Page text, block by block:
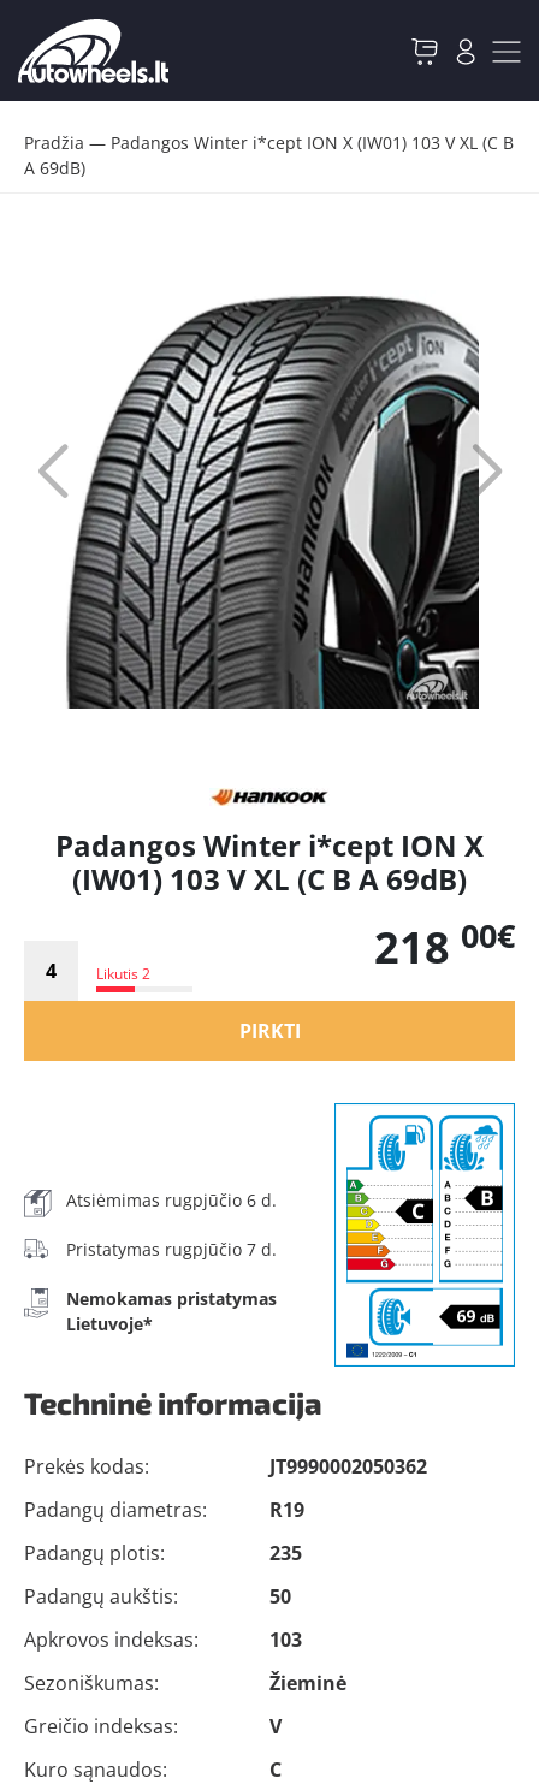
Pradžia — Padangos Winter i*cept ION X (IW01) 103 V XL (C B
A 69dB)
Padangos Winter i*cept ION X
(IW01) 103 V XL (C B A 69dB)
Likutis 2 218 00€
PIRKTI
Atsiėmimas rugpjūčio 6 d.
Pristatymas rugpjūčio 7 d.
Nemokamas pristatymas
Lietuvoje*
Techninė informacija
Prekės kodas:
JT9990002050362
Padangų diametras:
R19
Padangų plotis:
235
Padangų aukštis:
50
Apkrovos indeksas:
103
Sezoniškumas:
Žieminė
Greičio indeksas:
V
Kuro sąnaudos:
C